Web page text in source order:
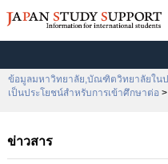
ข้อมูลมหาวิทยาลัย,บัณฑิตวิทยาลัยใน
เป็นประโยชน์สำหรับการเข้าศึกษาต่อ
ข่าวสาร